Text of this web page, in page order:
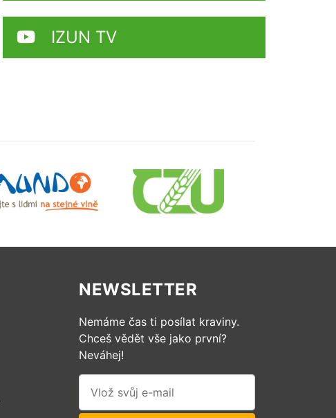
IZUN TV
NEWSLETTER
Nemáme čas ti posílat kraviny.
Chceš vědět vše jako první?
Neváhej!